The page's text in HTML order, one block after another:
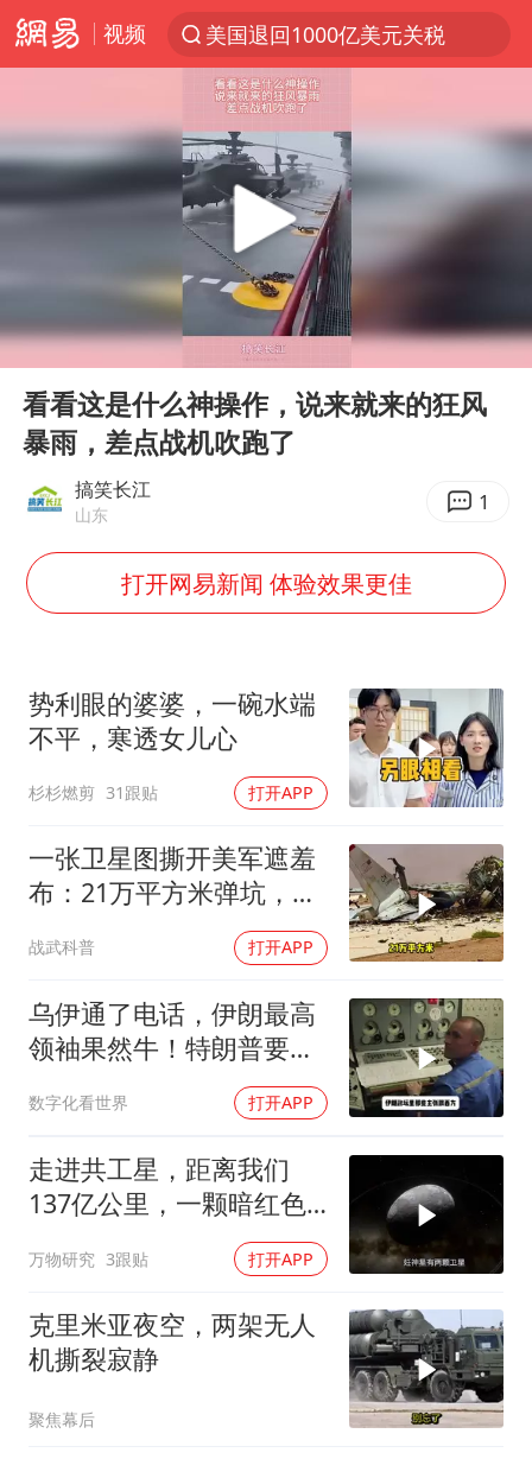
视频
美国退回1000亿美元关税
探寻“技能+”促就业创业新路
顾客结账把钱扔地上 服务员霸气扔回
38岁山东财大教授刘海明逝世
被泰航拒载中国乘客：免费改签没兑现
台风白海豚或在华东沿海登陆
弹药库存告急 美军补货难
沙特否认与胡塞武装举行会谈
FIFA官方支持因凡蒂诺
乘客脱鞋散发异味 司机提醒反被怼
日本籍女网红在韩直播时自杀身亡
恩比德变瘦引热议
总书记关心百姓身边这些民生大事
Play
00:00 00:10
看看这是什么神操作，说来就来的狂风
暴雨，差点战机吹跑了
搞笑长江
山东 1
打开网易新闻 体验效果更佳
势利眼的婆婆，一碗水端
不平，寒透女儿心
杉杉燃剪 31跟贴 打开APP
一张卫星图撕开美军遮羞
布：21万平方米弹坑，美
国捂了5个月的账本终于
藏不住了
战武科普 打开APP
乌伊通了电话，伊朗最高
领袖果然牛！特朗普要气
数字化看世界 打开APP
走进共工星，距离我们
137亿公里，一颗暗红色
万物研究 3跟贴 打开APP
克里米亚夜空，两架无人
机撕裂寂静
聚焦幕后